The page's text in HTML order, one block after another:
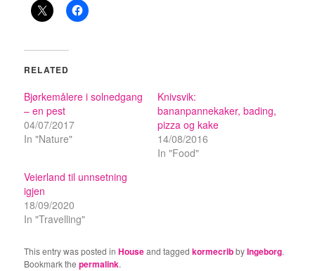
RELATED
Bjørkemålere i solnedgang
– en pest
04/07/2017
In "Nature"
Knivsvik:
bananpannekaker, bading,
pizza og kake
14/08/2016
In "Food"
Veierland til unnsetning
igjen
18/09/2020
In "Travelling"
This entry was posted inHouseand taggedkormecribbyIngeborg.
Bookmark thepermalink.